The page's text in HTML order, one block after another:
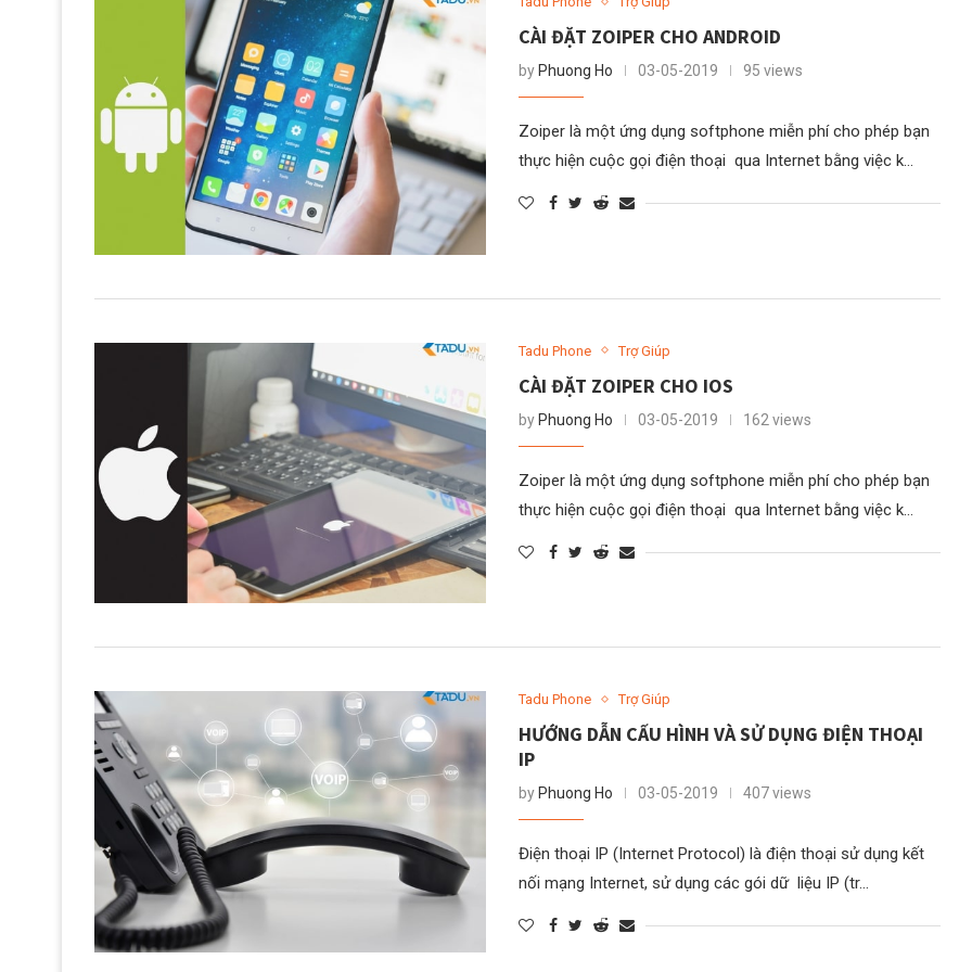
CÀI ĐẶT ZOIPER CHO ANDROID
by Phuong Ho 03-05-2019 95 views
Zoiper là một ứng dụng softphone miễn phí cho phép bạn
thực hiện cuộc gọi điện thoại qua Internet bằng việc k…
Tadu Phone Trợ Giúp
CÀI ĐẶT ZOIPER CHO IOS
by Phuong Ho 03-05-2019 162 views
Zoiper là một ứng dụng softphone miễn phí cho phép bạn
thực hiện cuộc gọi điện thoại qua Internet bằng việc k…
Tadu Phone Trợ Giúp
HƯỚNG DẪN CẤU HÌNH VÀ SỬ DỤNG ĐIỆN THOẠI
IP
by Phuong Ho 03-05-2019 407 views
Điện thoại IP (Internet Protocol) là điện thoại sử dụng kết
nối mạng Internet, sử dụng các gói dữ liệu IP (tr…